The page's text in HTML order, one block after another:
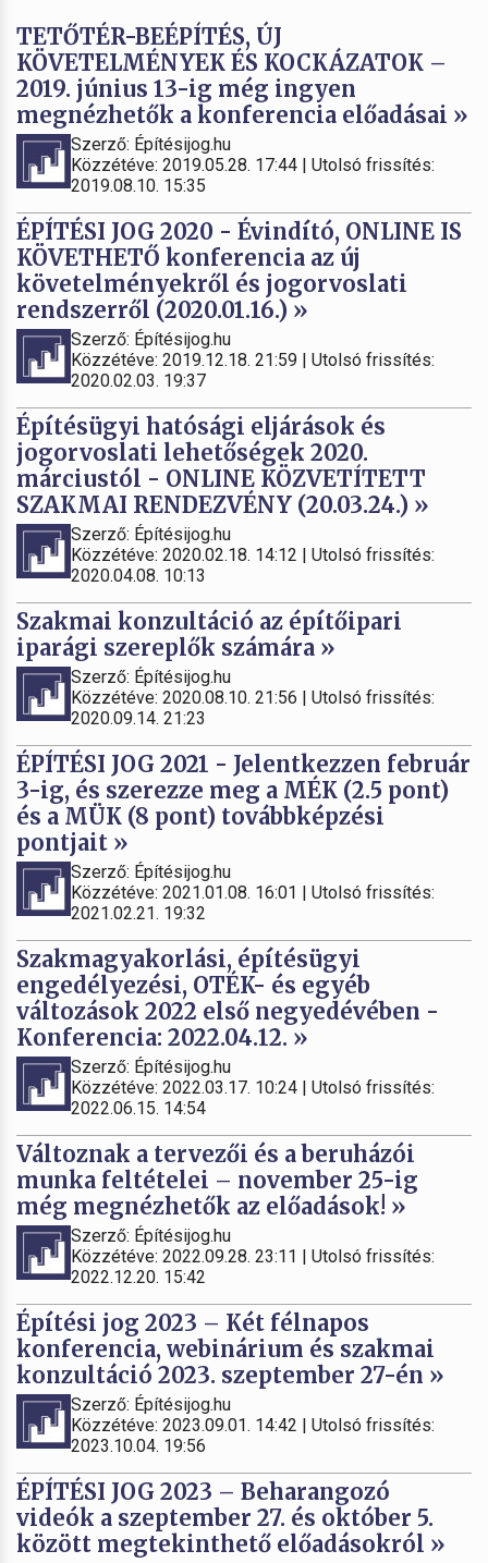
TETŐTÉR-BEÉPÍTÉS, ÚJ
KÖVETELMÉNYEK ÉS KOCKÁZATOK –
2019. június 13-ig még ingyen
megnézhetők a konferencia előadásai »
Szerző: Építésijog.hu
Közzétéve: 2019.05.28. 17:44 | Utolsó frissítés:
2019.08.10. 15:35
ÉPÍTÉSI JOG 2020 - Évindító, ONLINE IS
KÖVETHETŐ konferencia az új
követelményekről és jogorvoslati
rendszerről (2020.01.16.) »
Szerző: Építésijog.hu
Közzétéve: 2019.12.18. 21:59 | Utolsó frissítés:
2020.02.03. 19:37
Építésügyi hatósági eljárások és
jogorvoslati lehetőségek 2020.
márciustól - ONLINE KÖZVETÍTETT
SZAKMAI RENDEZVÉNY (20.03.24.) »
Szerző: Építésijog.hu
Közzétéve: 2020.02.18. 14:12 | Utolsó frissítés:
2020.04.08. 10:13
Szakmai konzultáció az építőipari
iparági szereplők számára »
Szerző: Építésijog.hu
Közzétéve: 2020.08.10. 21:56 | Utolsó frissítés:
2020.09.14. 21:23
ÉPÍTÉSI JOG 2021 - Jelentkezzen február
3-ig, és szerezze meg a MÉK (2.5 pont)
és a MÜK (8 pont) továbbképzési
pontjait »
Szerző: Építésijog.hu
Közzétéve: 2021.01.08. 16:01 | Utolsó frissítés:
2021.02.21. 19:32
Szakmagyakorlási, építésügyi
engedélyezési, OTÉK- és egyéb
változások 2022 első negyedévében -
Konferencia: 2022.04.12. »
Szerző: Építésijog.hu
Közzétéve: 2022.03.17. 10:24 | Utolsó frissítés:
2022.06.15. 14:54
Változnak a tervezői és a beruházói
munka feltételei – november 25-ig
még megnézhetők az előadások! »
Szerző: Építésijog.hu
Közzétéve: 2022.09.28. 23:11 | Utolsó frissítés:
2022.12.20. 15:42
Építési jog 2023 – Két félnapos
konferencia, webinárium és szakmai
konzultáció 2023. szeptember 27-én »
Szerző: Építésijog.hu
Közzétéve: 2023.09.01. 14:42 | Utolsó frissítés:
2023.10.04. 19:56
ÉPÍTÉSI JOG 2023 – Beharangozó
videók a szeptember 27. és október 5.
között megtekinthető előadásokról »